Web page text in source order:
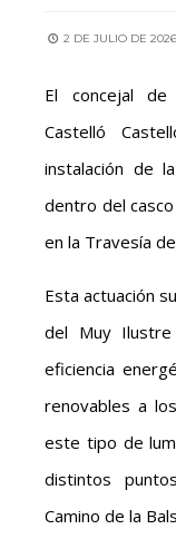
2 DE JULIO DE 2026
El concejal de
Castelló
instalación de
dentro del
en la Travesía
Esta actuación
del Muy
eficiencia
renovables a
este tipo de
distintos
Camino de la